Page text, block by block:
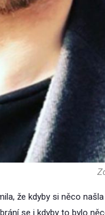
že kdyby si něco
se i kdyby to bylo